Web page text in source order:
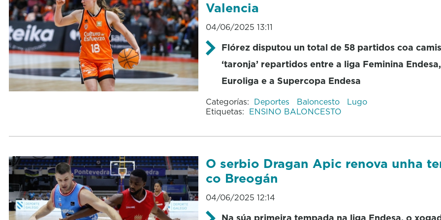
Valencia
04/06/2025 13:11
Flórez disputou un total de 58 partidos coa
‘taronja’ repartidos entre a liga Feminina
Euroliga e a Supercopa Endesa
Categorías: Deportes Baloncesto
Lugo
Etiquetas: ENSINO BALONCESTO
O serbio Dragan Apic renova unha
co Breogán
04/06/2025 12:14
Na súa primeira tempada na liga Endesa, o